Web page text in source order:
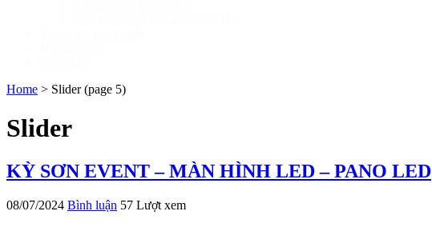
Home > Slider(page 5)
Slider
KỲ SƠN EVENT – MÀN HÌNH LED – PANO LED
08/07/2024 Bình luận 57 Lượt xem